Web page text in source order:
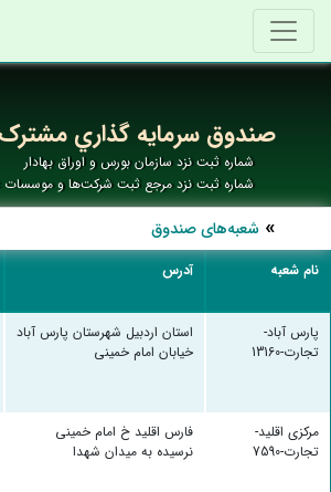
صندوق سرمايه گذاري
شماره ثبت نزد سازمان بورس و اوراق بهادار
شماره ثبت نزد مرجع ثبت شرکت‌ها و موسسات
شعبه‌های صندوق
نام شعبه آدرس
پارس آباد-
تجارت-13160
استان اردبیل شهرستان پارس آباد
خیابان امام خمینی
مرکزی اقلید-
تجارت-7590
فارس اقلید خ امام خمینی
نرسیده به میدان شهدا